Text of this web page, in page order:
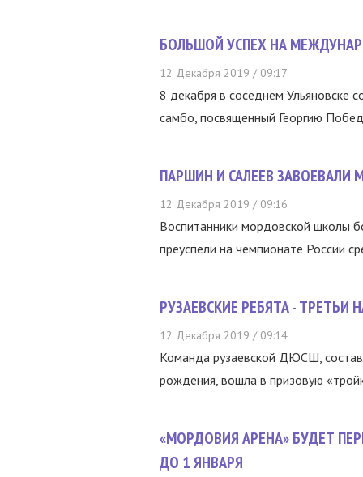
БОЛЬШОЙ УСПЕХ НА
12 Декабря 2019 / 09:17
8 декабря в соседнем Ульяновске
самбо, посвященный Георгию
ПАРШИН И САЛЕЕВ ЗАВОЕВАЛИ
12 Декабря 2019 / 09:16
Воспитанники мордовской школы
преуспели на чемпионате России
РУЗАЕВСКИЕ РЕБЯТА - ТРЕТЬИ
12 Декабря 2019 / 09:14
Команда рузаевской ДЮСШ,
рождения, вошла в призовую
«МОРДОВИЯ АРЕНА» БУДЕТ
ДО 1 ЯНВАРЯ